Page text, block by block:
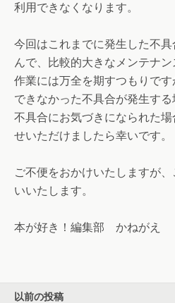
利用できなくなります。
今回はこれまでに発生した不
んで、比較的大きなメンテナン
作業には万全を期すつもりで
できなかった不具合が発生する
不具合にお気づきになられた
せいただけましたら幸いです。
ご不便をおかけいたしますが
いいたします。
本が好き！編集部 かねがえ
以前の投稿